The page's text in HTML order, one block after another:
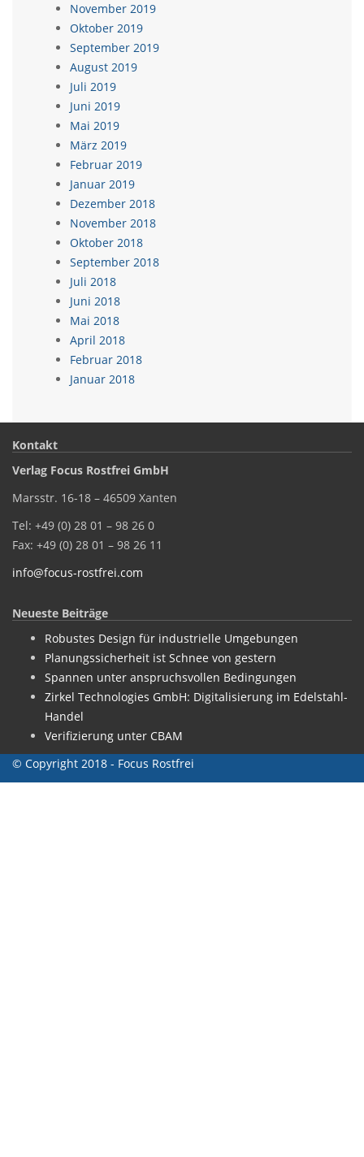
November 2019
Oktober 2019
September 2019
August 2019
Juli 2019
Juni 2019
Mai 2019
März 2019
Februar 2019
Januar 2019
Dezember 2018
November 2018
Oktober 2018
September 2018
Juli 2018
Juni 2018
Mai 2018
April 2018
Februar 2018
Januar 2018
Kontakt
Verlag Focus Rostfrei GmbH
Marsstr. 16-18 – 46509 Xanten
Tel: +49 (0) 28 01 – 98 26 0
Fax: +49 (0) 28 01 – 98 26 11
info@focus-rostfrei.com
Neueste Beiträge
Robustes Design für industrielle Umgebungen
Planungssicherheit ist Schnee von gestern
Spannen unter anspruchsvollen Bedingungen
Zirkel Technologies GmbH: Digitalisierung im Edelstahl-
Handel
Verifizierung unter CBAM
© Copyright 2018 - Focus Rostfrei